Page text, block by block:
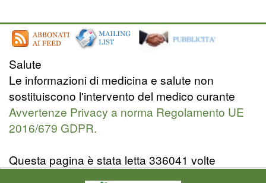
Salute
Le informazioni di medicina e salute non
sostituiscono l'intervento del medico curante
Avvertenze Privacy a norma Regolamento UE
2016/679 GDPR.
Questa pagina è stata letta 336041 volte